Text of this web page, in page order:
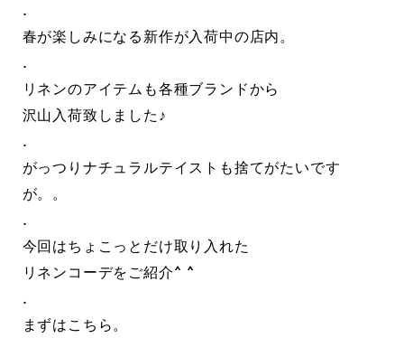
.
春が楽しみになる新作が入荷中の店内。
.
リネンのアイテムも各種ブランドから
沢山入荷致しました♪
.
がっつりナチュラルテイストも捨てがたいです
が。。
.
今回はちょこっとだけ取り入れた
リネンコーデをご紹介^ ^
.
まずはこちら。